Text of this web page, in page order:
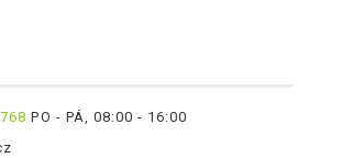
PO - PÁ, 08:00 - 16:00